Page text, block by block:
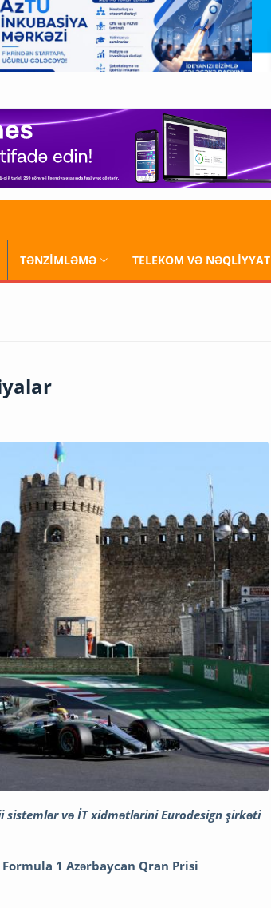
TƏNZİMLƏMƏ TELEKOM VƏ NƏQLİYYAT
sistemlər və İT xidmətlərini Eurodesign şirkəti
1 Azərbaycan Qran Prisi